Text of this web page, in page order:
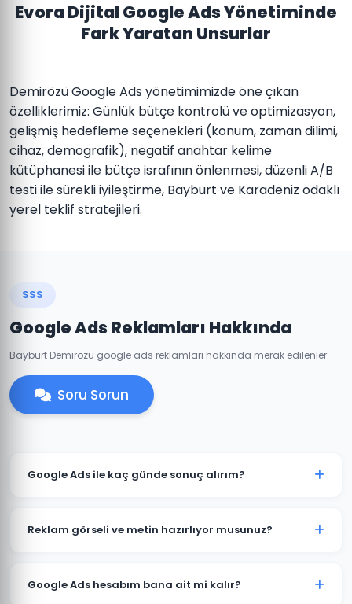
Evora Dijital Google Ads Yönetiminde
Fark Yaratan Unsurlar
Demirözü Google Ads yönetimimizde öne çıkan
özelliklerimiz: Günlük bütçe kontrolü ve optimizasyon,
gelişmiş hedefleme seçenekleri (konum, zaman dilimi,
cihaz, demografik), negatif anahtar kelime
kütüphanesi ile bütçe israfının önlenmesi, düzenli A/B
testi ile sürekli iyileştirme, Bayburt ve Karadeniz odaklı
yerel teklif stratejileri.
SSS
Google Ads Reklamları Hakkında
Bayburt Demirözü google ads reklamları hakkında merak edilenler.
Soru Sorun
Google Ads ile kaç günde sonuç alırım?
kampanyası genellikle 7-14 gün içinde anlamlı trafik
Reklam görseli ve metin hazırlıyor musunuz?
metinleri, görsel tasarımlar ve video reklamlar dahil
Google Ads hesabım bana ait mi kalır?